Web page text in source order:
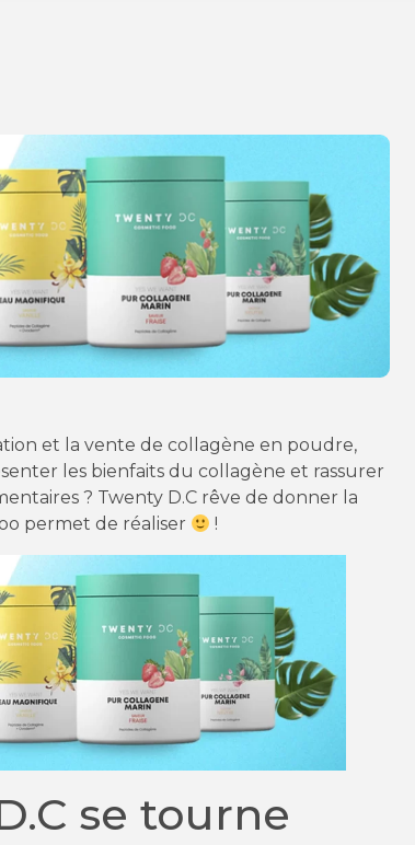
et la vente de collagène en poudre,
les bienfaits du collagène et rassurer
? Twenty D.C rêve de donner la
permet de réaliser
!
se tourne